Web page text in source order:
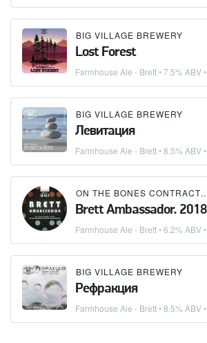
BIG VILLAGE BREWERY
Lost Forest
Farmhouse Ale - Brett• 7.5% ABV •
BIG VILLAGE BREWERY
Левитация
Farmhouse Ale - Brett• 8.5% ABV
ON THE BONES
Brett Ambassador.
Farmhouse Ale - Brett• 6.2% ABV
BIG VILLAGE BREWERY
Рефракция
Farmhouse Ale - Brett• 8.5% ABV